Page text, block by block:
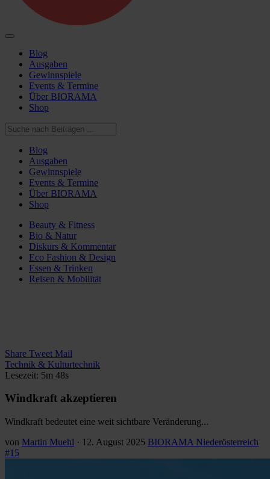
Blog
Ausgaben
Gewinnspiele
Events & Termine
Über BIORAMA
Shop
Blog
Ausgaben
Gewinnspiele
Events & Termine
Über BIORAMA
Shop
Beauty & Fitness
Bio & Natur
Diskurs & Kommentar
Eco Fashion & Design
Essen & Trinken
Reisen & Mobilität
Share Tweet Mail
Technik & Kulturtechnik
Lesezeit: 5m 48s
Windkraft akzeptieren
Windkraft bedeutet eine weit sichtbare Veränderung...
von Martin Muehl · 12. August 2025 BIORAMA Niederösterreich
#15